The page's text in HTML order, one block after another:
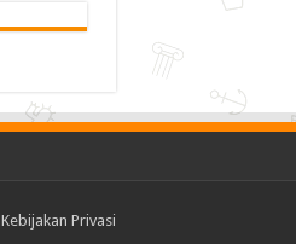
Kebijakan Privasi